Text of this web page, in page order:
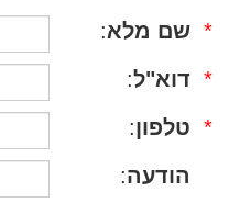
שם מלא *
:
דוא"ל *
:
טלפון *
:
הודעה: